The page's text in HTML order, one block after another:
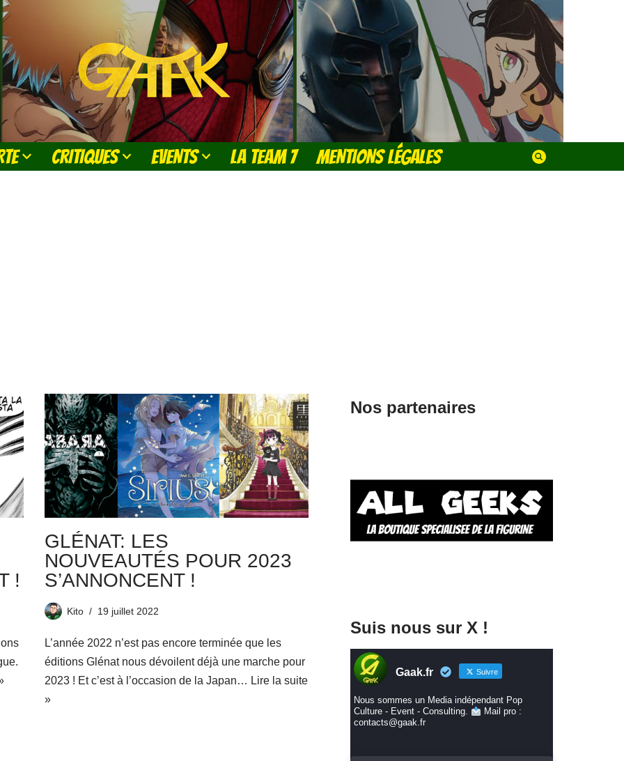
CRITIQUES EVENTS LA TEAM 7 MENTIONS LÉGALES
!
GLÉNAT: LES
NOUVEAUTÉS POUR 2023
S’ANNONCENT !
Kito 19 juillet 2022
L’année 2022 n’est pas encore terminée que les
éditions Glénat nous dévoilent déjà une marche pour
2023 ! Et c’est à l’occasion de la Japan… Lire la suite
»
Nos partenaires
Suis nous sur X !
Gaak.fr Suivre
Nous sommes un Media indépendant Pop
Culture - Event - Consulting.
Mail pro :
contacts@gaak.fr